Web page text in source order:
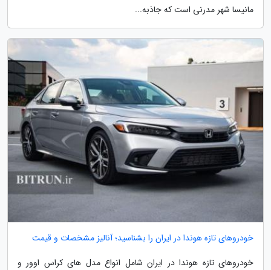
مانیسا شهر مدرنی است که جاذبه...
خودروهای تازه هوندا در ایران را بشناسید؛ آنالیز مشخصات و قیمت
خودروهای تازه هوندا در ایران شامل انواع مدل های کراس اوور و